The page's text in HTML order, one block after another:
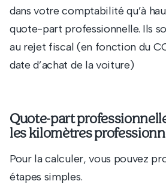
dans votre comptabilité qu’à
quote-part professionnelle. Ils
au rejet fiscal (en fonction du
date d’achat de la voiture)
Quote-part
les kilomètres
Pour la calculer, vous pouvez
étapes simples.